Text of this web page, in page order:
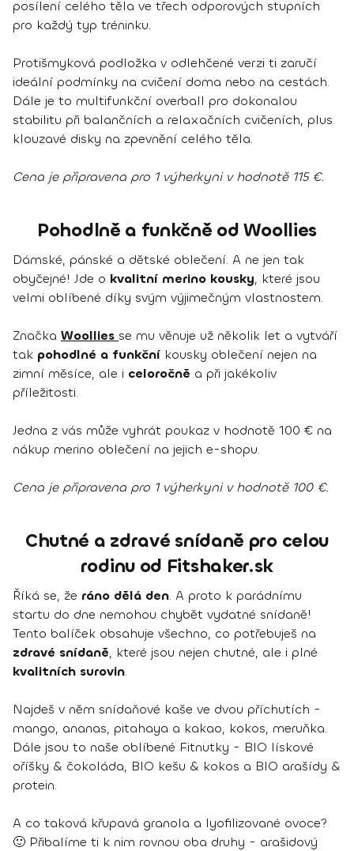
posílení celého těla ve třech odporových stupních
pro každý typ tréninku.
Protišmyková podložka v odlehčené verzi ti zaručí
ideální podmínky na cvičení doma nebo na cestách.
Dále je to multifunkční overball pro dokonalou
stabilitu při balančních a relaxačních cvičeních, plus
klouzavé disky na zpevnění celého těla.
Cena je připravena pro 1 výherkyni v hodnotě 115 €.
Pohodlně a funkčně od Woollies
Dámské, pánské a dětské oblečení. A ne jen tak
obyčejné! Jde o kvalitní merino kousky, které jsou
velmi oblíbené díky svým výjimečným vlastnostem.
Značka Woollies se mu věnuje už několik let a vytváří
tak pohodlné a funkční kousky oblečení nejen na
zimní měsíce, ale i celoročně a při jakékoliv
příležitosti.
Jedna z vás může vyhrát poukaz v hodnotě 100 € na
nákup merino oblečení na jejich e-shopu.
Cena je připravena pro 1 výherkyni v hodnotě 100 €.
Chutné a zdravé snídaně pro celou
rodinu od Fitshaker.sk
Říká se, že ráno dělá den. A proto k parádnímu
startu do dne nemohou chybět vydatné snídaně!
Tento balíček obsahuje všechno, co potřebuješ na
zdravé snídaně, které jsou nejen chutné, ale i plné
kvalitních surovin.
Najdeš v něm snídaňové kaše ve dvou příchutích -
mango, ananas, pitahaya a kakao, kokos, meruňka.
Dále jsou to naše oblíbené Fitnutky - BIO lískové
oříšky & čokoláda, BIO kešu & kokos a BIO arašídy &
protein.
A co taková křupavá granola a lyofilizované ovoce?
🙂 Přibalíme ti k nim rovnou oba druhy - arašidový